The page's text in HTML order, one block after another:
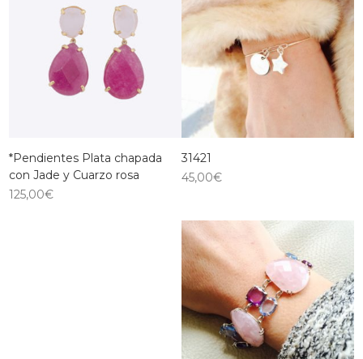
*Pendientes Plata chapada
con Jade y Cuarzo rosa
125,00€
31421
45,00€